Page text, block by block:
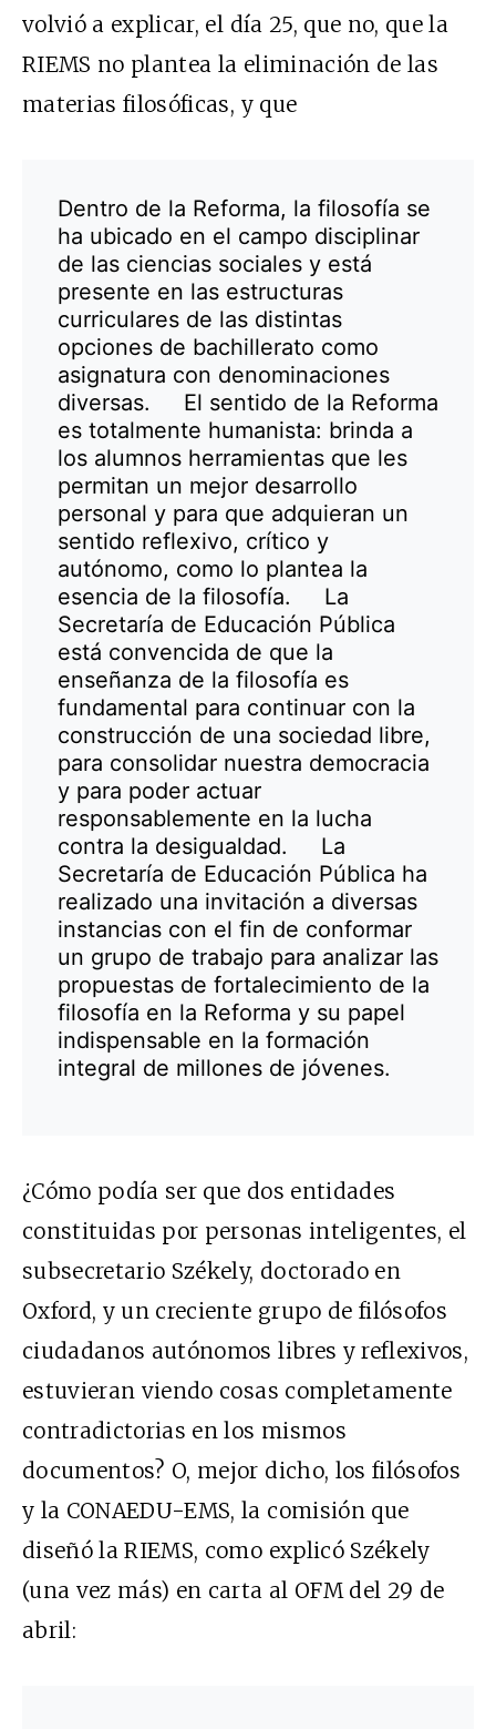
volvió a explicar, el día 25, que no, que la
RIEMS no plantea la eliminación de las
materias filosóficas, y que
Dentro de la Reforma, la filosofía se
ha ubicado en el campo disciplinar
de las ciencias sociales y está
presente en las estructuras
curriculares de las distintas
opciones de bachillerato como
asignatura con denominaciones
diversas. El sentido de la Reforma
es totalmente humanista: brinda a
los alumnos herramientas que les
permitan un mejor desarrollo
personal y para que adquieran un
sentido reflexivo, crítico y
autónomo, como lo plantea la
esencia de la filosofía. La
Secretaría de Educación Pública
está convencida de que la
enseñanza de la filosofía es
fundamental para continuar con la
construcción de una sociedad libre,
para consolidar nuestra democracia
y para poder actuar
responsablemente en la lucha
contra la desigualdad. La
Secretaría de Educación Pública ha
realizado una invitación a diversas
instancias con el fin de conformar
un grupo de trabajo para analizar las
propuestas de fortalecimiento de la
filosofía en la Reforma y su papel
indispensable en la formación
integral de millones de jóvenes.
¿Cómo podía ser que dos entidades
constituidas por personas inteligentes, el
subsecretario Székely, doctorado en
Oxford, y un creciente grupo de filósofos
ciudadanos autónomos libres y reflexivos,
estuvieran viendo cosas completamente
contradictorias en los mismos
documentos? O, mejor dicho, los filósofos
y la CONAEDU-EMS, la comisión que
diseñó la RIEMS, como explicó Székely
(una vez más) en carta al OFM del 29 de
abril: